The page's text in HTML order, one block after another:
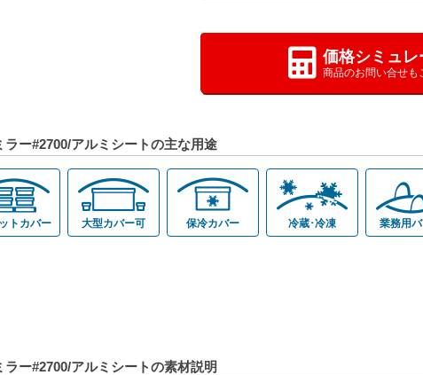
価格シミュレ
商品のお問い合せも
ラー#2700/アルミシートの主な用途
トカバー 大型カバー可 保冷カバー 冷蔵･冷凍 業務用
ー#2700/アルミシートの素材説明